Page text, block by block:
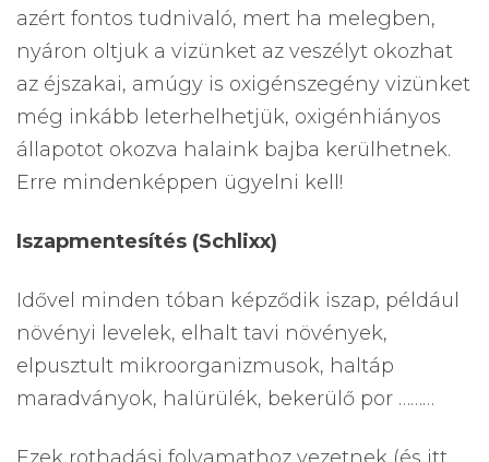
azért fontos tudnivaló, mert ha melegben,
nyáron oltjuk a vizünket az veszélyt okozhat
az éjszakai, amúgy is oxigénszegény vizünket
még inkább leterhelhetjük, oxigénhiányos
állapotot okozva halaink bajba kerülhetnek.
Erre mindenképpen ügyelni kell!
Iszapmentesítés (Schlixx)
Idővel minden tóban képződik iszap, például
növényi levelek, elhalt tavi növények,
elpusztult mikroorganizmusok, haltáp
maradványok, halürülék, bekerülő por ………